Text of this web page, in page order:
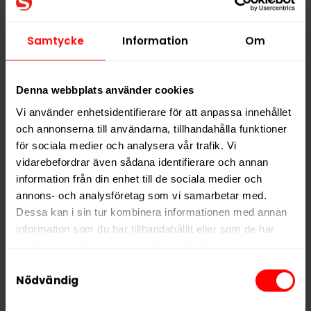
Samtycke Information Om
Denna webbplats använder cookies
Vi använder enhetsidentifierare för att anpassa innehållet
och annonserna till användarna, tillhandahålla funktioner
för sociala medier och analysera vår trafik. Vi
vidarebefordrar även sådana identifierare och annan
information från din enhet till de sociala medier och
annons- och analysföretag som vi samarbetar med.
Dessa kan i sin tur kombinera informationen med annan
information som du har tillhandahållit eller som de har
We work with
who may receive and
Nödvändig
med
, vilket ger en behaglig smak utan tillsatt
socker.
LEWA Spearmint
är ett alternativ för dig som
mintsmakande prilla med energigivande
Hitta alla produkter frånLEWA
Alla produkter med smakenMint
PRODUKTINFORMATION
Typ
Nikotinfritt Snus
Smak
Mint
Vikt per dosa